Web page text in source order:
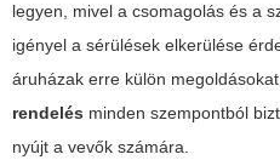
legyen, mivel a csomagolás és a
igényel a sérülések elkerülése
áruházak erre külön
rendelés minden szempontból
nyújt a vevők számára.